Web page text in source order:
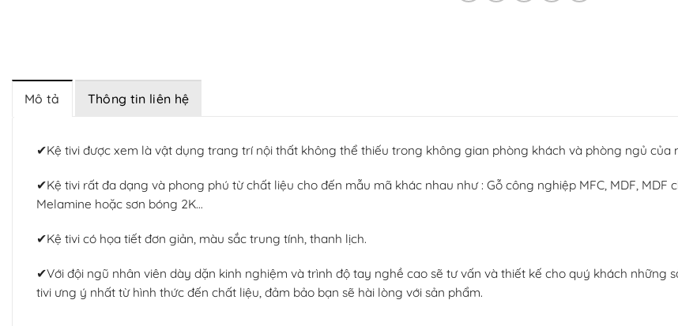
Mô tả Thông tin liên hệ
✔Kệ tivi được xem là vật dụng trang trí nội thất không thể thiếu trong không gian phòng khách và phòng ngủ của
✔Kệ tivi rất đa dạng và phong phú từ chất liệu cho đến mẫu mã khác nhau như : Gỗ công nghiệp MFC, MDF, MDF
Melamine hoặc sơn bóng 2K…
✔Kệ tivi có họa tiết đơn giản, màu sắc trung tính, thanh lịch.
✔Với đội ngũ nhân viên dày dặn kinh nghiệm và trình độ tay nghề cao sẽ tư vấn và thiết kế cho quý khách những
tivi ưng ý nhất từ hình thức đến chất liệu, đảm bảo bạn sẽ hài lòng với sản phẩm.